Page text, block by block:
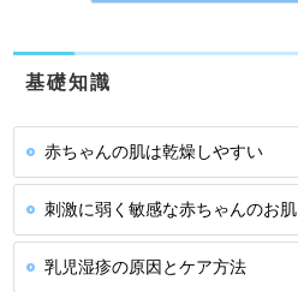
基礎知識
赤ちゃんの肌は乾燥しやすい
刺激に弱く敏感な赤ちゃんのお肌
乳児湿疹の原因とケア方法